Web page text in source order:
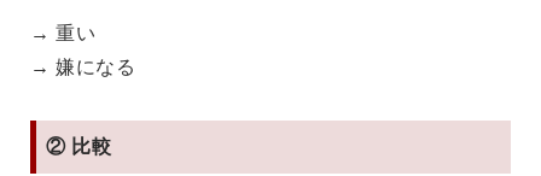
→ 重い
→ 嫌になる
② 比較